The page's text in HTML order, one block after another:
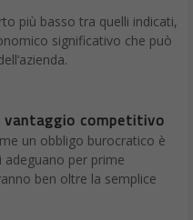
più basso tra quelli indicati,
significativo che può
vantaggio competitivo
un obbligo burocratico è
per prime
ben oltre la semplice